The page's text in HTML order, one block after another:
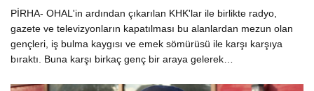
PİRHA- OHAL'in ardından çıkarılan KHK'lar ile birlikte radyo,
gazete ve televizyonların kapatılması bu alanlardan mezun olan
gençleri, iş bulma kaygısı ve emek sömürüsü ile karşı karşıya
bıraktı. Buna karşı birkaç genç bir araya gelerek…